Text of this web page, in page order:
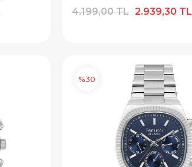
2.939,30 TL
4.199,00 TL
%30